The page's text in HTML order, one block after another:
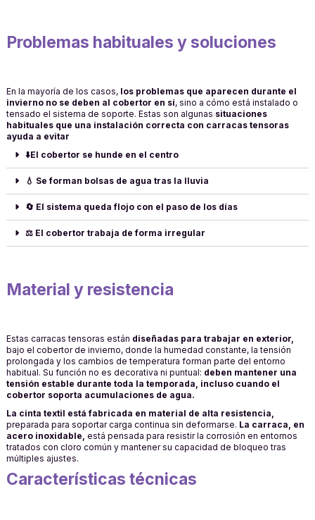
Problemas habituales y soluciones
En la mayoría de los casos, los problemas que aparecen durante el
invierno no se deben al cobertor en sí, sino a cómo está instalado o
tensado el sistema de soporte. Estas son algunas situaciones
habituales que una instalación correcta con carracas tensoras
ayuda a evitar
⬇️El cobertor se hunde en el centro
💧 Se forman bolsas de agua tras la lluvia
🔄 El sistema queda flojo con el paso de los días
⚖️ El cobertor trabaja de forma irregular
Material y resistencia
Estas carracas tensoras están diseñadas para trabajar en exterior,
bajo el cobertor de invierno, donde la humedad constante, la tensión
prolongada y los cambios de temperatura forman parte del entorno
habitual. Su función no es decorativa ni puntual: deben mantener una
tensión estable durante toda la temporada, incluso cuando el
cobertor soporta acumulaciones de agua.
La cinta textil está fabricada en material de alta resistencia,
preparada para soportar carga continua sin deformarse. La carraca, en
acero inoxidable, está pensada para resistir la corrosión en entornos
tratados con cloro común y mantener su capacidad de bloqueo tras
múltiples ajustes.
Características técnicas